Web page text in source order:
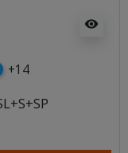
visibility
+14